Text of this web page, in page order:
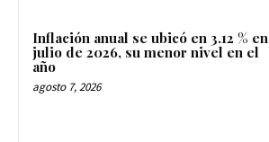
Inflación anual se ubicó en 3.12 % en
julio de 2026, su menor nivel en el
año
agosto 7, 2026